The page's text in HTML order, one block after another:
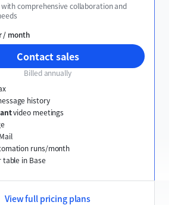
comprehensive collaboration and
/ month
Contact sales
Billed annually
history
video meetings
runs/month
table in Base
View full pricing plans